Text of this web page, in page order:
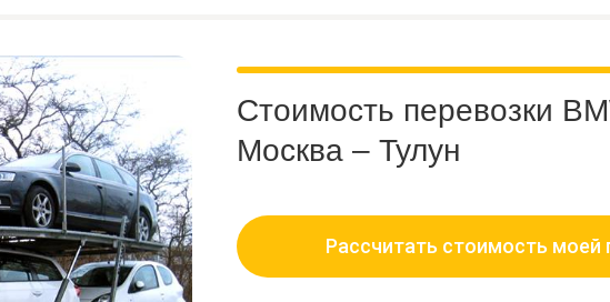
Стоимость перевозки
Москва – Тулун
Рассчитать стоимость моей